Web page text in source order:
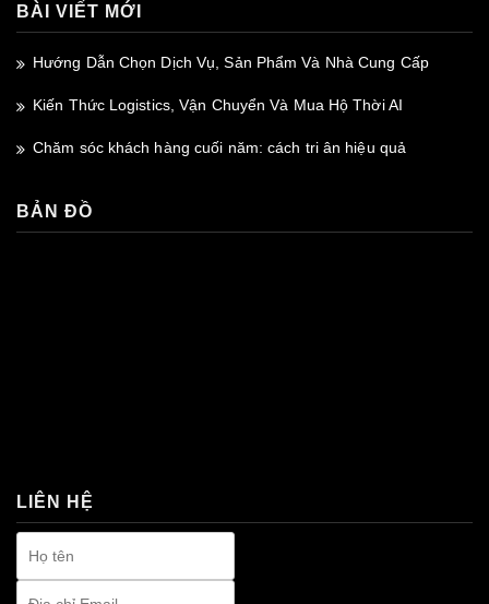
BÀI VIẾT MỚI
Hướng Dẫn Chọn Dịch Vụ, Sản Phẩm Và Nhà Cung Cấp
Kiến Thức Logistics, Vận Chuyển Và Mua Hộ Thời AI
Chăm sóc khách hàng cuối năm: cách tri ân hiệu quả
BẢN ĐỒ
LIÊN HỆ